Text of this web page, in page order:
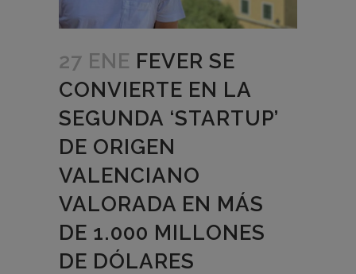
27 ENE FEVER SE
CONVIERTE EN LA
SEGUNDA ‘STARTUP’
DE ORIGEN
VALENCIANO
VALORADA EN MÁS
DE 1.000 MILLONES
DE DÓLARES